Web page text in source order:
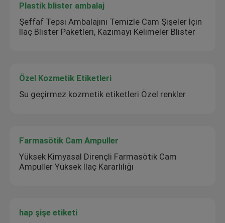
Plastik blister ambalaj
Şeffaf Tepsi Ambalajını Temizle Cam Şişeler İçin
İlaç Blister Paketleri, Kazımayı Kelimeler Blister
Özel Kozmetik Etiketleri
Su geçirmez kozmetik etiketleri Özel renkler
Farmasötik Cam Ampuller
Yüksek Kimyasal Dirençli Farmasötik Cam
Ampuller Yüksek İlaç Kararlılığı
hap şişe etiketi